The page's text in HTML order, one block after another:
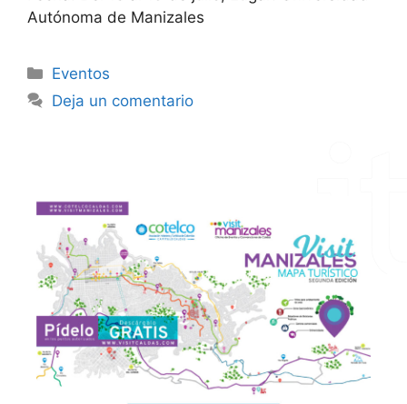
Autónoma de Manizales
Eventos
Deja un comentario